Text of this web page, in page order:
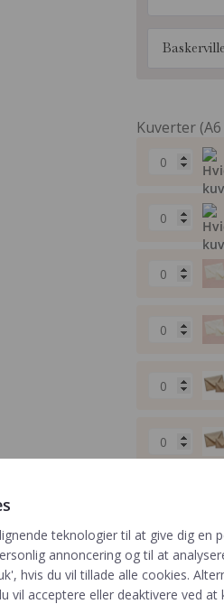
-
Kuverter
teknologier til at give dig en
annoncering og til at
hvis du vil tillade alle cookies.
vil acceptere eller deaktivere ved at